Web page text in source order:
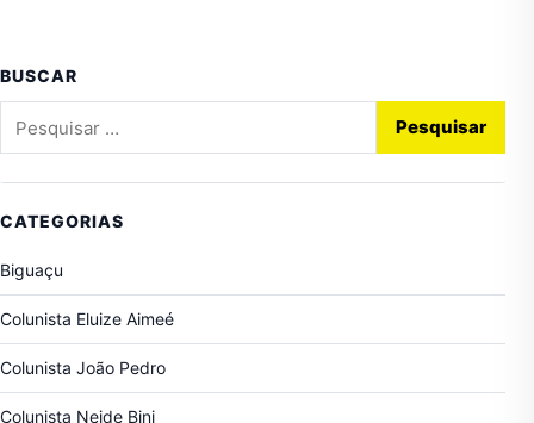
BUSCAR
CATEGORIAS
Biguaçu
Colunista Eluize Aimeé
Colunista João Pedro
Colunista Neide Bini